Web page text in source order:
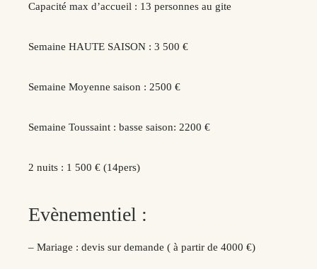
Capacité max d’accueil : 13 personnes au gite
Semaine HAUTE SAISON : 3 500 €
Semaine Moyenne saison : 2500 €
Semaine Toussaint : basse saison: 2200 €
2 nuits : 1 500 € (14pers)
Evènementiel :
– Mariage : devis sur demande ( à partir de 4000 €)